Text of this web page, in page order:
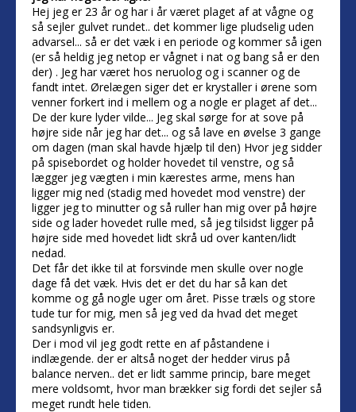
Hej jeg er 23 år og har i år været plaget af at vågne og
så sejler gulvet rundet.. det kommer lige pludselig uden
advarsel... så er det væk i en periode og kommer så igen
(er så heldig jeg netop er vågnet i nat og bang så er den
der) . Jeg har været hos neruolog og i scanner og de
fandt intet. Ørelægen siger det er krystaller i ørene som
venner forkert ind i mellem og a nogle er plaget af det...
De der kure lyder vilde... Jeg skal sørge for at sove på
højre side når jeg har det... og så lave en øvelse 3 gange
om dagen (man skal havde hjælp til den) Hvor jeg sidder
på spisebordet og holder hovedet til venstre, og så
lægger jeg vægten i min kærestes arme, mens han
ligger mig ned (stadig med hovedet mod venstre) der
ligger jeg to minutter og så ruller han mig over på højre
side og lader hovedet rulle med, så jeg tilsidst ligger på
højre side med hovedet lidt skrå ud over kanten/lidt
nedad.
Det får det ikke til at forsvinde men skulle over nogle
dage få det væk. Hvis det er det du har så kan det
komme og gå nogle uger om året. Pisse træls og store
tude tur for mig, men så jeg ved da hvad det meget
sandsynligvis er.
Der i mod vil jeg godt rette en af påstandene i
indlægende. der er altså noget der hedder virus på
balance nerven.. det er lidt samme princip, bare meget
mere voldsomt, hvor man brækker sig fordi det sejler så
meget rundt hele tiden.